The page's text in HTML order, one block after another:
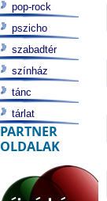
pop-rock
pszicho
szabadtér
színház
tánc
tárlat
PARTNER
OLDALAK